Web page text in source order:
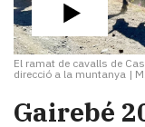
mitjans
El
temps
Reportatges
Enquestes
El ramat de cavalls de
direcció a la muntanya |
Gairebé